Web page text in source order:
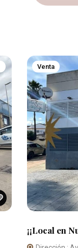
Venta
¡¡Local en